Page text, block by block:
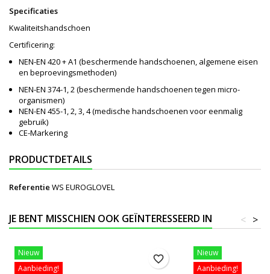
Specificaties
Kwaliteitshandschoen
Certificering:
NEN-EN 420 + A1 (beschermende handschoenen, algemene eisen
en beproevingsmethoden)
NEN-EN 374-1, 2 (beschermende handschoenen tegen micro-
organismen)
NEN-EN 455-1, 2, 3, 4 (medische handschoenen voor eenmalig
gebruik)
CE-Markering
PRODUCTDETAILS
Referentie WS EUROGLOVEL
JE BENT MISSCHIEN OOK GEÏNTERESSEERD IN >
<
Nieuw
Aanbieding!
favorite_border
Nieuw
Aanbieding!